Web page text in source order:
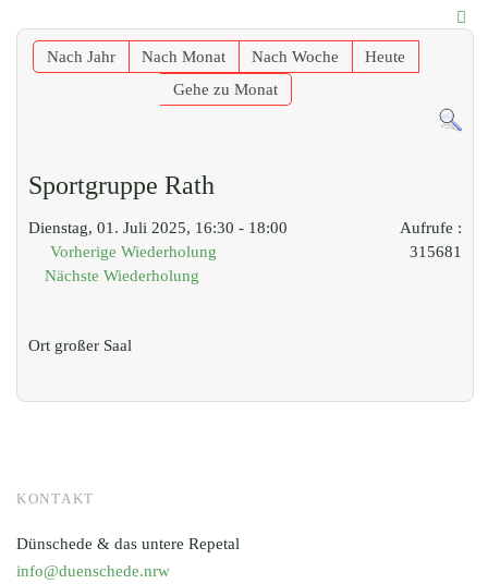
Nach Jahr Nach Monat Nach Woche
Heute
Gehe zu Monat
Sportgruppe Rath
Dienstag, 01. Juli 2025, 16:30 - 18:00
Vorherige Wiederholung
Nächste Wiederholung
Aufrufe :
315681
Ort großer Saal
KONTAKT
Dünschede & das untere Repetal
info@duenschede.nrw